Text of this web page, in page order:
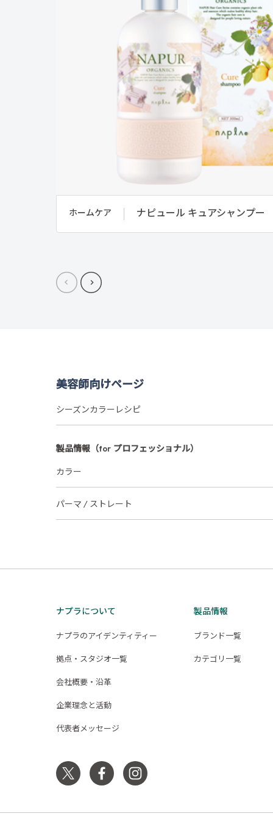
ホームケア ナピュール キュアシャンプー
美容師向けページ
シーズンカラーレシピ
製品情報（for プロフェッショナル）
カラー
パーマ / ストレート
ナプラについて
ナプラのアイデンティティー
拠点・スタジオ一覧
会社概要・沿革
企業理念と活動
代表者メッセージ
製品情報
ブランド一覧
カテゴリ一覧